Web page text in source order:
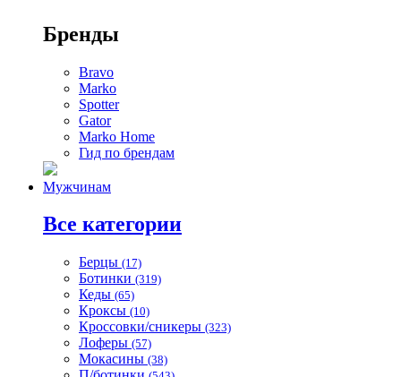
Бренды
Bravo
Marko
Spotter
Gator
Marko Home
Гид по брендам
Мужчинам
Все категории
Берцы (17)
Ботинки (319)
Кеды (65)
Кроксы (10)
Кроссовки/сникеры (323)
Лоферы (57)
Мокасины (38)